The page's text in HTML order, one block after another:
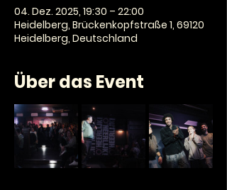
04. Dez. 2025, 19:30 – 22:00
Heidelberg, Brückenkopfstraße 1, 69120
Heidelberg, Deutschland
Über das Event